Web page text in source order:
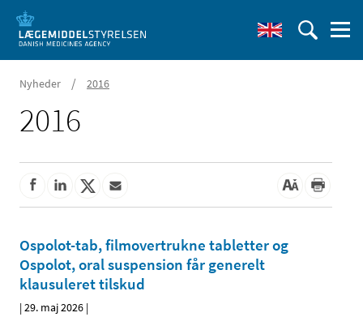
Nyheder / 2016
2016
Ospolot-tab, filmovertrukne tabletter og
Ospolot, oral suspension får generelt
klausuleret tilskud
|29. maj 2026 |